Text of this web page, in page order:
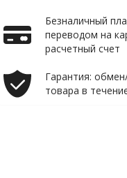
Безналичный
переводом на
расчетный счет
Гарантия:
товара в